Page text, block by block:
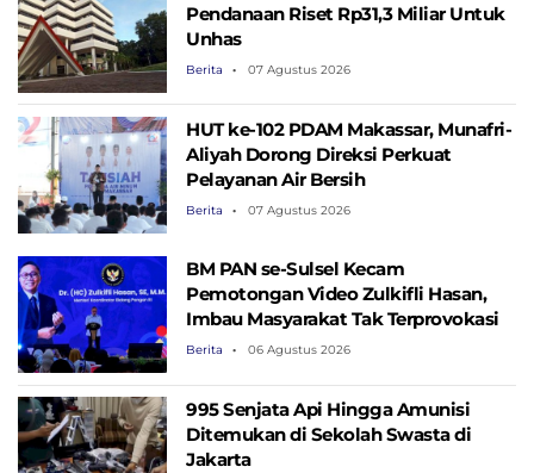
Pendanaan Riset Rp31,3 Miliar Untuk
Unhas
Berita 07 Agustus 2026
HUT ke-102 PDAM Makassar, Munafri-
Aliyah Dorong Direksi Perkuat
Pelayanan Air Bersih
Berita 07 Agustus 2026
BM PAN se-Sulsel Kecam
Pemotongan Video Zulkifli Hasan,
Imbau Masyarakat Tak Terprovokasi
Berita 06 Agustus 2026
995 Senjata Api Hingga Amunisi
Ditemukan di Sekolah Swasta di
Jakarta